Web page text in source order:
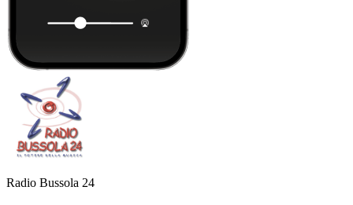
Radio Bussola 24